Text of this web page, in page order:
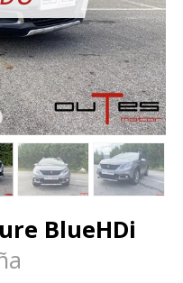
BlueHDi